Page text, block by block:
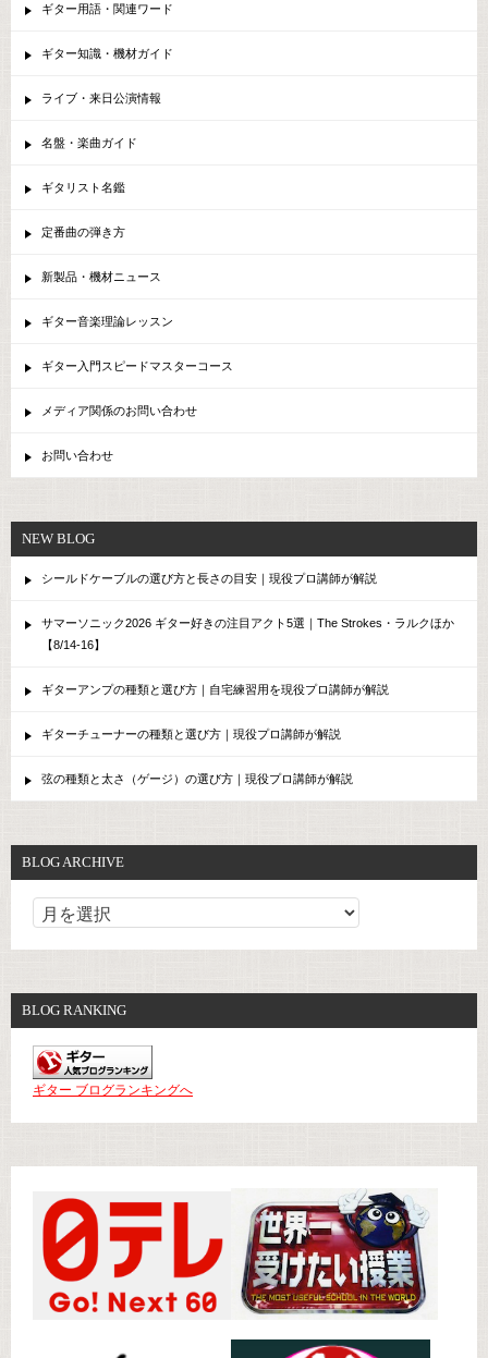
ギター用語・関連ワード
ギター知識・機材ガイド
ライブ・来日公演情報
名盤・楽曲ガイド
ギタリスト名鑑
定番曲の弾き方
新製品・機材ニュース
ギター音楽理論レッスン
ギター入門スピードマスターコース
メディア関係のお問い合わせ
お問い合わせ
NEW BLOG
シールドケーブルの選び方と長さの目安｜現役プロ講師が解説
サマーソニック2026 ギター好きの注目アクト5選｜The Strokes・ラルクほか
【8/14-16】
ギターアンプの種類と選び方｜自宅練習用を現役プロ講師が解説
ギターチューナーの種類と選び方｜現役プロ講師が解説
弦の種類と太さ（ゲージ）の選び方｜現役プロ講師が解説
BLOG ARCHIVE
BLOG RANKING
ギター ブログランキングへ